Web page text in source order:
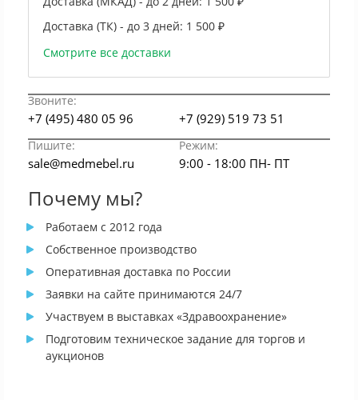
Доставка (ТК) - до 3 дней: 1 500 ₽
Смотрите все доставки
Звоните:
+7 (495) 480 05 96 +7 (929) 519 73 51
Пишите: Режим:
sale@medmebel.ru 9:00 - 18:00 ПН- ПТ
Почему мы?
Работаем с 2012 года
Собственное производство
Оперативная доставка по России
Заявки на сайте принимаются 24/7
Участвуем в выставках «Здравоохранение»
Подготовим техническое задание для торгов и
аукционов